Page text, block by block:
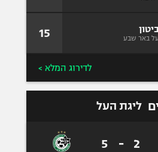
באר שבע 15
לדירוג המלא >
ליגת העל
2
-
5